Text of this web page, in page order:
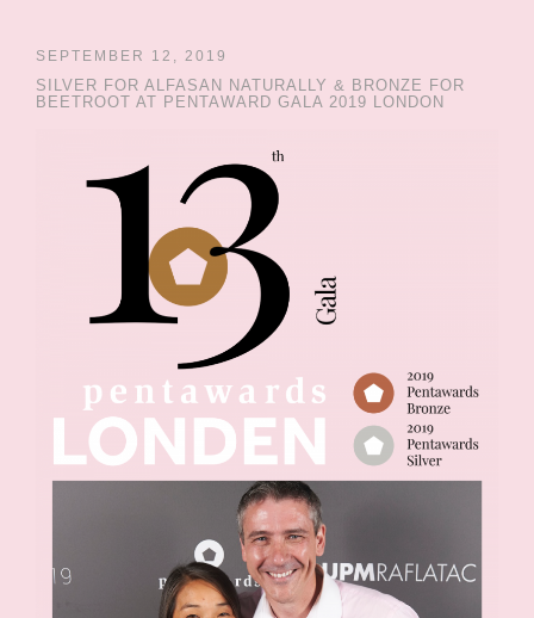
SEPTEMBER 12, 2019
SILVER FOR ALFASAN NATURALLY & BRONZE FOR
BEETROOT AT PENTAWARD GALA 2019 LONDON